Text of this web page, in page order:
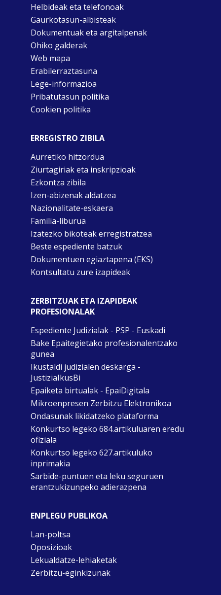
Helbideak eta telefonoak
Gaurkotasun-albisteak
Dokumentuak eta argitalpenak
Ohiko galderak
Web mapa
Erabilerraztasuna
Lege-informazioa
Pribatutasun politika
Cookien politika
ERREGISTRO ZIBILA
Aurretiko hitzordua
Ziurtagiriak eta inskripzioak
Ezkontza zibila
Izen-abizenak aldatzea
Nazionalitate-eskaera
Familia-liburua
Izatezko bikoteak erregistratzea
Beste espediente batzuk
Dokumentuen egiaztapena (EKS)
Kontsultatu zure izapideak
ZERBITZUAK ETA IZAPIDEAK
PROFESIONALAK
Espediente Judizialak - PSP - Euskadi
Bake Epaitegietako profesionalentzako
gunea
Ikustaldi judizialen deskarga -
JustiziaIkusBi
Epaiketa birtualak - EpaiDigitala
Mikroenpresen Zerbitzu Elektronikoa
Ondasunak likidatzeko plataforma
Konkurtso legeko 684.artikuluaren eredu
ofiziala
Konkurtso legeko 627.artikuluko
inprimakia
Sarbide-puntuen eta leku seguruen
erantzukizunpeko adierazpena
ENPLEGU PUBLIKOA
Lan-poltsa
Oposizioak
Lekualdatze-lehiaketak
Zerbitzu-eginkizunak